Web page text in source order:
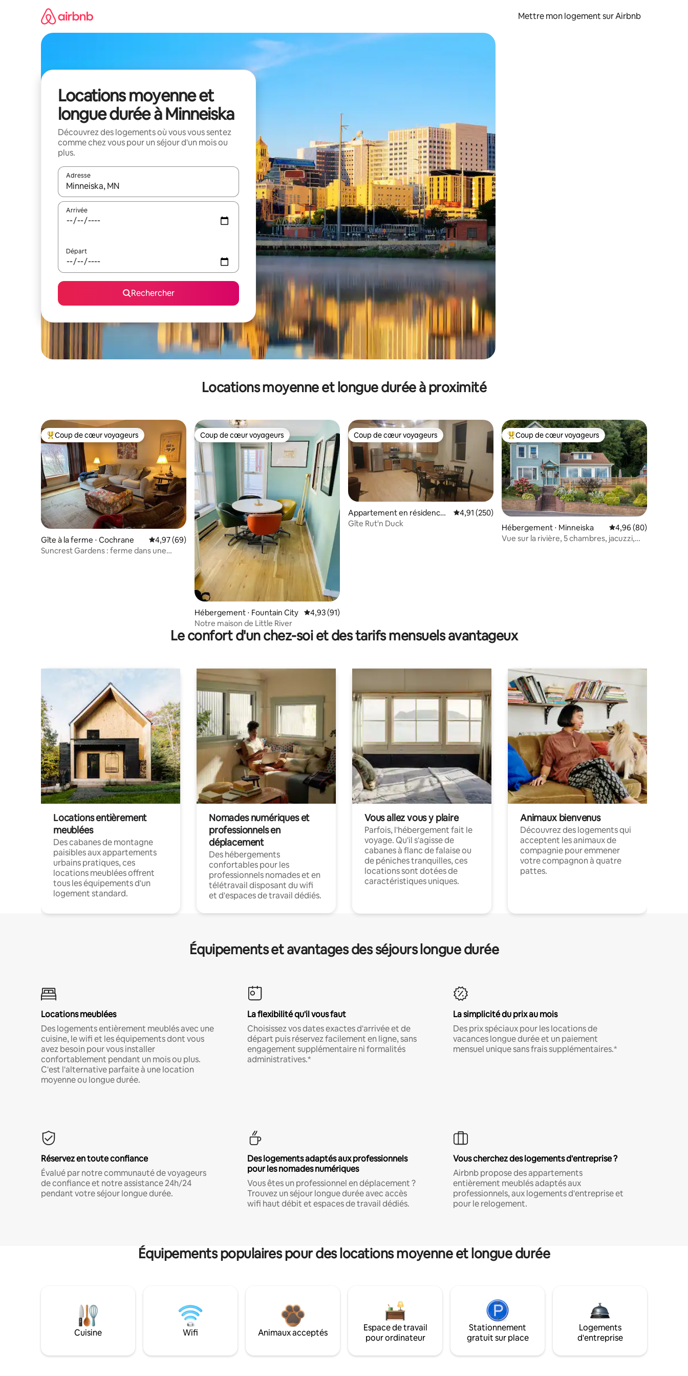
Mettre mon logement sur Airbnb
Locations moyenne et
longue durée à Minneiska
Découvrez des logements où vous vous sentez
comme chez vous pour un séjour d'un mois ou
plus.
Adresse
Lorsque les résultats s'affichent, utilisez les flèches vers le haut et vers le bas pour les parcourir ou en appuyant et en faisant glisser.
Arrivée
Départ
Rechercher
Locations moyenne et longue durée à proximité
Coups de cœur voyageurs les plus appréciés
Coup de cœur voyageurs
Gîte à la ferme ⋅ Cochrane Évaluation moyenne sur la base de 69 commentaires : 4,97 sur 5
4,97 (69)
Suncrest Gardens : ferme dans une
Coup de cœur voyageurs
Coup de cœur voyageurs
Hébergement ⋅ Fountain City Évaluation moyenne sur la base de 91 commentaires : 4,93 sur 5
4,93 (91)
Notre maison de Little River
Coup de cœur voyageurs
Coup de cœur voyageurs
Appartement en résidence ⋅
Cochrane
Évaluation moyenne sur la base de 250 commentaires : 4,91 sur 5
4,91 (250)
Gîte Rut'n Duck
Coups de cœur voyageurs les plus appréciés
Coup de cœur voyageurs
Hébergement ⋅ Minneiska Évaluation moyenne
4,96 (80)
Vue sur la rivière, 5 chambres, jacuzzi,
Le confort d'un chez-soi et des tarifs mensuels avantageux
Locations entièrement
meublées
Des cabanes de montagne
paisibles aux appartements
urbains pratiques, ces
locations meublées offrent
tous les équipements d'un
logement standard.
Nomades numériques et
professionnels en
déplacement
Des hébergements
confortables pour les
professionnels nomades et en
télétravail disposant du wifi
et d'espaces de travail dédiés.
Vous allez vous y plaire
Parfois, l'hébergement fait le
voyage. Qu'il s'agisse de
cabanes à flanc de falaise ou
de péniches tranquilles, ces
locations sont dotées de
caractéristiques uniques.
Animaux bienvenus
Découvrez des logements qui
acceptent les animaux de
compagnie pour emmener
votre compagnon à quatre
pattes.
Équipements et avantages des séjours longue durée
Locations meublées
Des logements entièrement meublés avec une
cuisine, le wifi et les équipements dont vous
avez besoin pour vous installer
confortablement pendant un mois ou plus.
C'est l'alternative parfaite à une location
moyenne ou longue durée.
La flexibilité qu'il vous faut
Choisissez vos dates exactes d'arrivée et de
départ puis réservez facilement en ligne, sans
engagement supplémentaire ni formalités
administratives.*
La simplicité du prix au mois
Des prix spéciaux pour les locations de
vacances longue durée et un paiement
mensuel unique sans frais supplémentaires.*
Réservez en toute confiance
Évalué par notre communauté de voyageurs
de confiance et notre assistance 24h/24
pendant votre séjour longue durée.
Des logements adaptés aux professionnels
pour les nomades numériques
Vous êtes un professionnel en déplacement ?
Trouvez un séjour longue durée avec accès
wifi haut débit et espaces de travail dédiés.
Vous cherchez des logements d'entreprise ?
Airbnb propose des appartements
entièrement meublés adaptés aux
professionnels, aux logements d'entreprise et
pour le relogement.
Équipements populaires pour des locations moyenne et longue durée
Cuisine Wifi Animaux acceptés
Espace de travail
pour ordinateur
Stationnement
gratuit sur place
Logements
d'entreprise